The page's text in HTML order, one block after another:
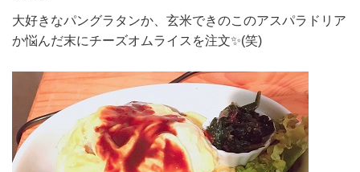
大好きなパングラタンか、玄米できのこのアスパラドリア
か悩んだ末にチーズオムライスを注文✨(笑)